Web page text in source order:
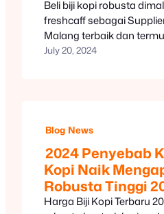
Beli biji kopi robusta
freshcaff sebagai
Malang terbaik dan
July 20, 2024
Blog News
2024 Penyebab
Kopi Naik
Robusta Tinggi
Harga Biji Kopi Terbaru